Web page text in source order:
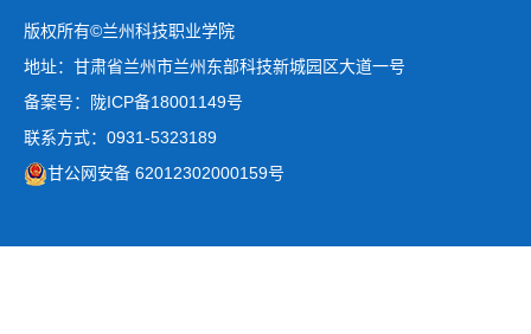
版权所有©兰州科技职业学院
地址：甘肃省兰州市兰州东部科技新城园区大道一号
备案号：陇ICP备18001149号
联系方式：0931-5323189
甘公网安备 62012302000159号